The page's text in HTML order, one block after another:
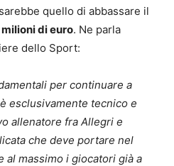
sarebbe quello di abbassare il
di euro. Ne parla
dello Sport:
per continuare a
esclusivamente tecnico e
allenatore fra Allegri e
che deve portare nel
al massimo i giocatori già a